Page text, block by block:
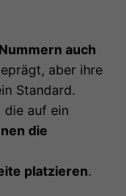
auch
aber ihre
Standard.
die auf ein
die
platzieren.